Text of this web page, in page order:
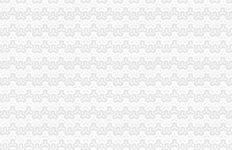
记证书丢失-报关报检-福步外贸论坛（FOB
登记证书》换证工作
登记证书|海关|报关_凤凰财经
_已解决-阿里巴巴生意经
报关登记证变更-报关员-环球网校
书换证期限的规定_海关外贸咨询_新浪博客
登记证书应多注意：_第1页_zz
无报关？-海南省政务服务中心